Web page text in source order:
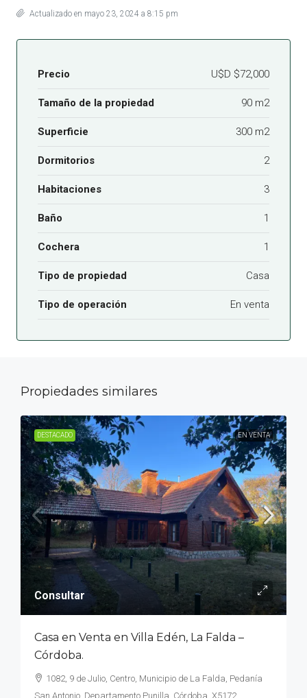
Actualizado en mayo 23, 2024 a 8:15 pm
Precio U$D $72,000
Tamaño de la propiedad 90 m2
Superficie 300 m2
Dormitorios 2
Habitaciones 3
Baño 1
Cochera 1
Tipo de propiedad Casa
Tipo de operación En venta
Propiedades similares
DESTACADO EN VENTA
Consultar
Casa en Venta en Villa Edén, La Falda –
Córdoba.
1082, 9 de Julio, Centro, Municipio de La Falda, Pedanía
San Antonio, Departamento Punilla, Córdoba, X5172,